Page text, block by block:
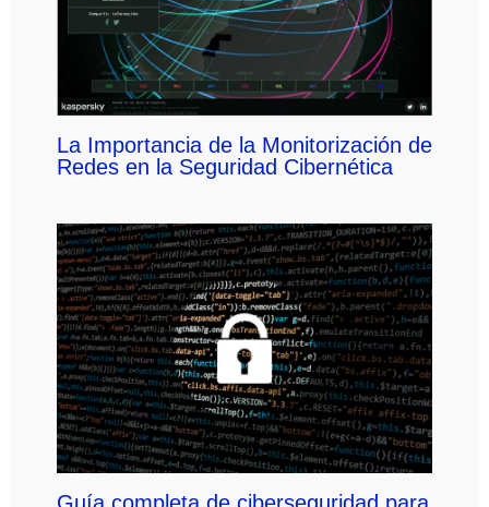
La Importancia de la Monitorización de
Redes en la Seguridad Cibernética